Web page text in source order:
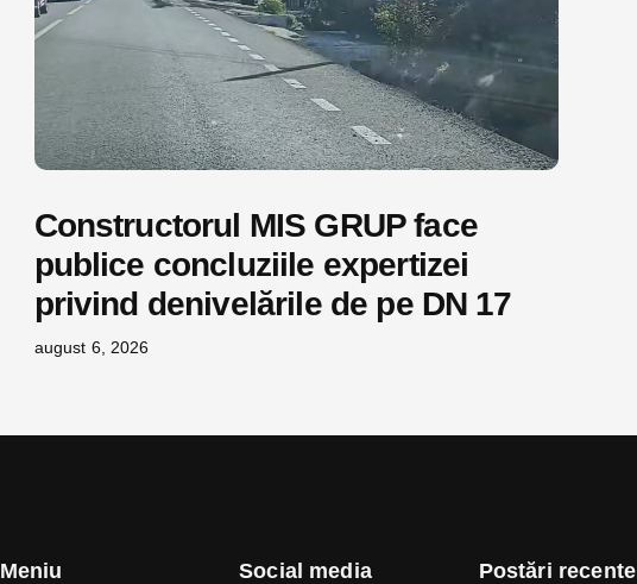
Constructorul MIS GRUP face
publice concluziile expertizei
privind denivelările de pe DN 17
august 6, 2026
Meniu Social media Postări recente